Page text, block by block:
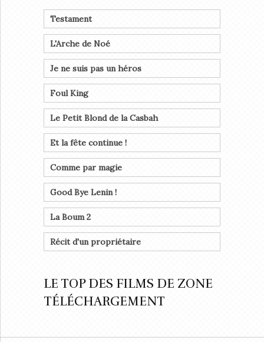
Testament
L'Arche de Noé
Je ne suis pas un héros
Foul King
Le Petit Blond de la Casbah
Et la fête continue !
Comme par magie
Good Bye Lenin !
La Boum 2
Récit d'un propriétaire
LE TOP DES FILMS DE ZONE
TÉLÉCHARGEMENT